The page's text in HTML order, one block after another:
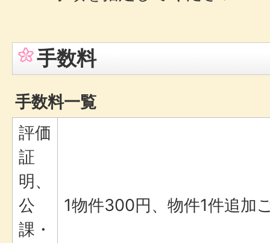
手数料
手数料一覧
評価
証
明、
公
課・
1物件300円、物件1件追加